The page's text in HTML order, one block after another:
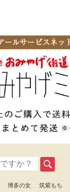
博多の女 筑紫もち